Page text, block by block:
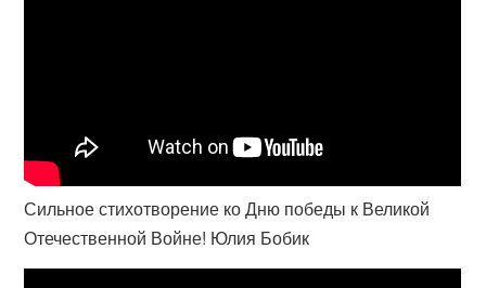
Сильное стихотворение ко Дню победы к Великой
Отечественной Войне! Юлия Бобик